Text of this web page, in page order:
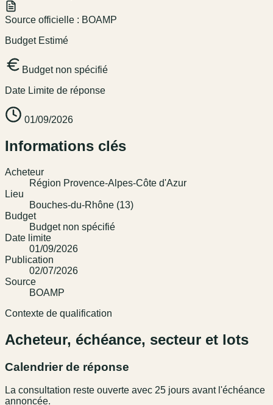
Source officielle : BOAMP
Budget Estimé
Budget non spécifié
Date Limite de réponse
01/09/2026
Informations clés
Acheteur
Région Provence-Alpes-Côte d'Azur
Lieu
Bouches-du-Rhône (13)
Budget
Budget non spécifié
Date limite
01/09/2026
Publication
02/07/2026
Source
BOAMP
Contexte de qualification
Acheteur, échéance, secteur et lots
Calendrier de réponse
La consultation reste ouverte avec 25 jours avant l'échéance
annoncée.